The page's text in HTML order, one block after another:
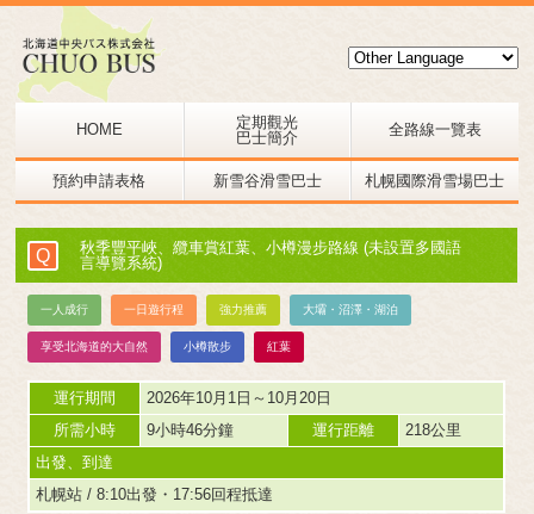
HOME
定期觀光
巴士簡介
全路線一覽表
預約申請表格 新雪谷滑雪巴士 札幌國際滑雪場巴士
Q
秋季豐平峽、纜車賞紅葉、小樽漫步路線 (未設置多國語
言導覽系統)
一人成行 一日遊行程 強力推薦 大壩・沼澤・湖泊
享受北海道的大自然 小樽散步 紅葉
運行期間
2026年10月1日～10月20日
所需小時
9小時46分鐘 運行距離
218公里
出發、到達
札幌站 / 8:10出發・17:56回程抵達